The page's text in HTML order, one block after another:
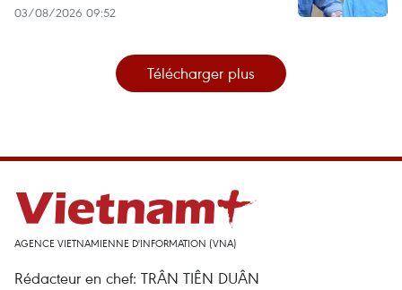
03/08/2026 09:52
Télécharger plus
AGENCE VIETNAMIENNE D'INFORMATION (VNA)
Rédacteur en chef: TRÂN TIÊN DUÂN